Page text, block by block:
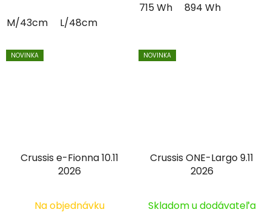
M/43cm L/48cm
715 Wh 894 Wh
NOVINKA
Crussis e-Fionna 10.11
2026
Na objednávku
NOVINKA
Crussis ONE-Largo 9.11
2026
Skladom u dodávateľa